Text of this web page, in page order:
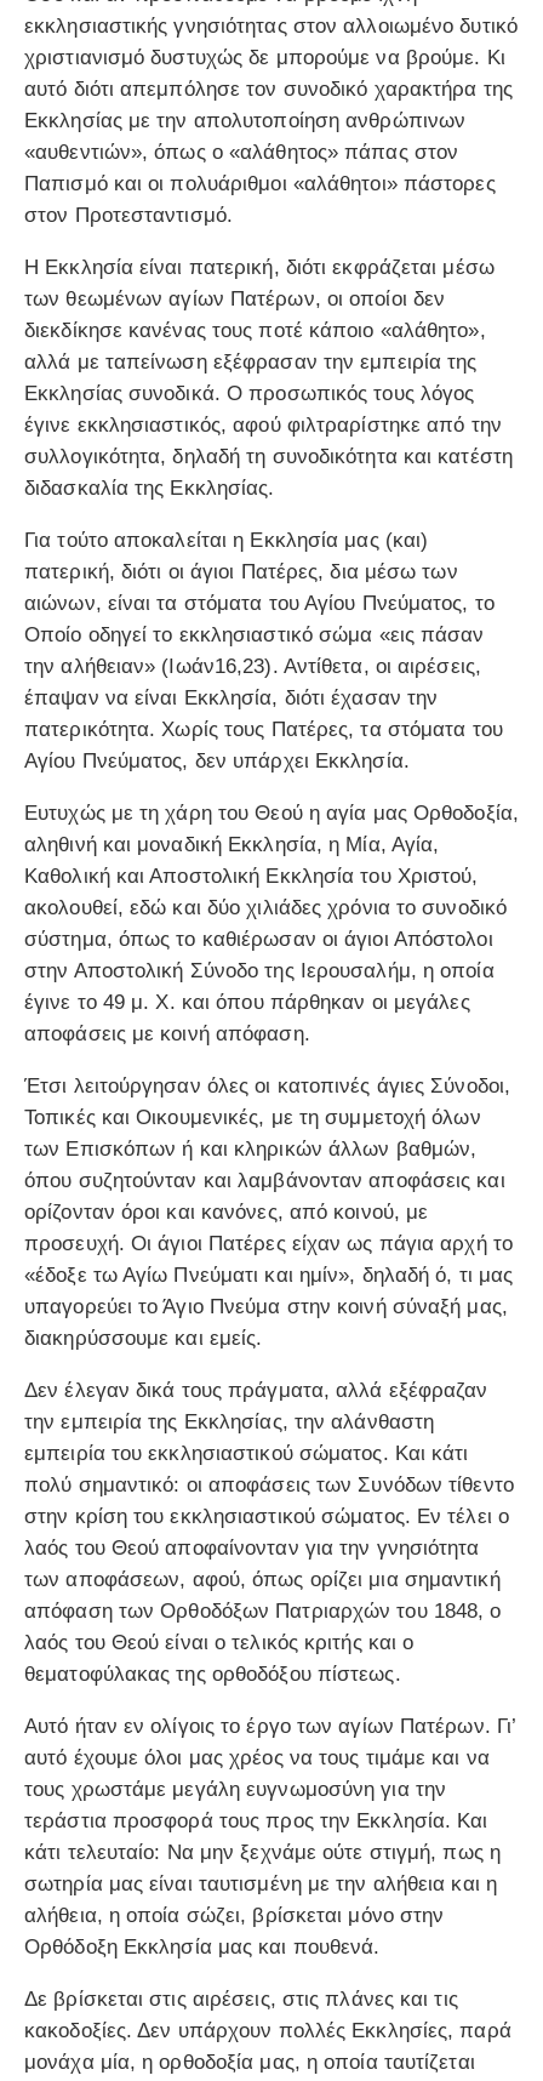
εκκλησιαστικής γνησιότητας στον αλλοιωμένο δυτικό
χριστιανισμό δυστυχώς δε μπορούμε να βρούμε. Κι
αυτό διότι απεμπόλησε τον συνοδικό χαρακτήρα της
Εκκλησίας με την απολυτοποίηση ανθρώπινων
«αυθεντιών», όπως ο «αλάθητος» πάπας στον
Παπισμό και οι πολυάριθμοι «αλάθητοι» πάστορες
στον Προτεσταντισμό.
Η Εκκλησία είναι πατερική, διότι εκφράζεται μέσω
των θεωμένων αγίων Πατέρων, οι οποίοι δεν
διεκδίκησε κανένας τους ποτέ κάποιο «αλάθητο»,
αλλά με ταπείνωση εξέφρασαν την εμπειρία της
Εκκλησίας συνοδικά. Ο προσωπικός τους λόγος
έγινε εκκλησιαστικός, αφού φιλτραρίστηκε από την
συλλογικότητα, δηλαδή τη συνοδικότητα και κατέστη
διδασκαλία της Εκκλησίας.
Για τούτο αποκαλείται η Εκκλησία μας (και)
πατερική, διότι οι άγιοι Πατέρες, δια μέσω των
αιώνων, είναι τα στόματα του Αγίου Πνεύματος, το
Οποίο οδηγεί το εκκλησιαστικό σώμα «εις πάσαν
την αλήθειαν» (Ιωάν16,23). Αντίθετα, οι αιρέσεις,
έπαψαν να είναι Εκκλησία, διότι έχασαν την
πατερικότητα. Χωρίς τους Πατέρες, τα στόματα του
Αγίου Πνεύματος, δεν υπάρχει Εκκλησία.
Ευτυχώς με τη χάρη του Θεού η αγία μας Ορθοδοξία,
αληθινή και μοναδική Εκκλησία, η Μία, Αγία,
Καθολική και Αποστολική Εκκλησία του Χριστού,
ακολουθεί, εδώ και δύο χιλιάδες χρόνια το συνοδικό
σύστημα, όπως το καθιέρωσαν οι άγιοι Απόστολοι
στην Αποστολική Σύνοδο της Ιερουσαλήμ, η οποία
έγινε το 49 μ. Χ. και όπου πάρθηκαν οι μεγάλες
αποφάσεις με κοινή απόφαση.
Έτσι λειτούργησαν όλες οι κατοπινές άγιες Σύνοδοι,
Τοπικές και Οικουμενικές, με τη συμμετοχή όλων
των Επισκόπων ή και κληρικών άλλων βαθμών,
όπου συζητούνταν και λαμβάνονταν αποφάσεις και
ορίζονταν όροι και κανόνες, από κοινού, με
προσευχή. Οι άγιοι Πατέρες είχαν ως πάγια αρχή το
«έδοξε τω Αγίω Πνεύματι και ημίν», δηλαδή ό, τι μας
υπαγορεύει το Άγιο Πνεύμα στην κοινή σύναξή μας,
διακηρύσσουμε και εμείς.
Δεν έλεγαν δικά τους πράγματα, αλλά εξέφραζαν
την εμπειρία της Εκκλησίας, την αλάνθαστη
εμπειρία του εκκλησιαστικού σώματος. Και κάτι
πολύ σημαντικό: οι αποφάσεις των Συνόδων τίθεντο
στην κρίση του εκκλησιαστικού σώματος. Εν τέλει ο
λαός του Θεού αποφαίνονταν για την γνησιότητα
των αποφάσεων, αφού, όπως ορίζει μια σημαντική
απόφαση των Ορθοδόξων Πατριαρχών του 1848, ο
λαός του Θεού είναι ο τελικός κριτής και ο
θεματοφύλακας της ορθοδόξου πίστεως.
Αυτό ήταν εν ολίγοις το έργο των αγίων Πατέρων. Γι’
αυτό έχουμε όλοι μας χρέος να τους τιμάμε και να
τους χρωστάμε μεγάλη ευγνωμοσύνη για την
τεράστια προσφορά τους προς την Εκκλησία. Και
κάτι τελευταίο: Να μην ξεχνάμε ούτε στιγμή, πως η
σωτηρία μας είναι ταυτισμένη με την αλήθεια και η
αλήθεια, η οποία σώζει, βρίσκεται μόνο στην
Ορθόδοξη Εκκλησία μας και πουθενά.
Δε βρίσκεται στις αιρέσεις, στις πλάνες και τις
κακοδοξίες. Δεν υπάρχουν πολλές Εκκλησίες, παρά
μονάχα μία, η ορθοδοξία μας, η οποία ταυτίζεται